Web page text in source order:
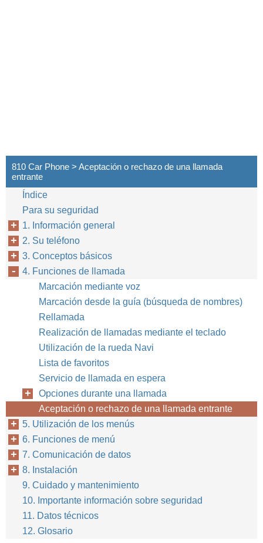
24
810 Car Phone > Aceptación o rechazo de una llamada
entrante
Índice
Para su seguridad
1. Información general
2. Su teléfono
3. Conceptos básicos
4. Funciones de llamada
Marcación mediante voz
Marcación desde la guía (búsqueda de nombres)
Rellamada
Realización de llamadas mediante el teclado
Utilización de la rueda Navi
Lista de favoritos
Servicio de llamada en espera
Opciones durante una llamada
Aceptación o rechazo de una llamada entrante
5. Utilización de los menús
6. Funciones de menú
7. Comunicación de datos
8. Instalación
9. Cuidado y mantenimiento
10. Importante información sobre seguridad
11. Datos técnicos
12. Glosario